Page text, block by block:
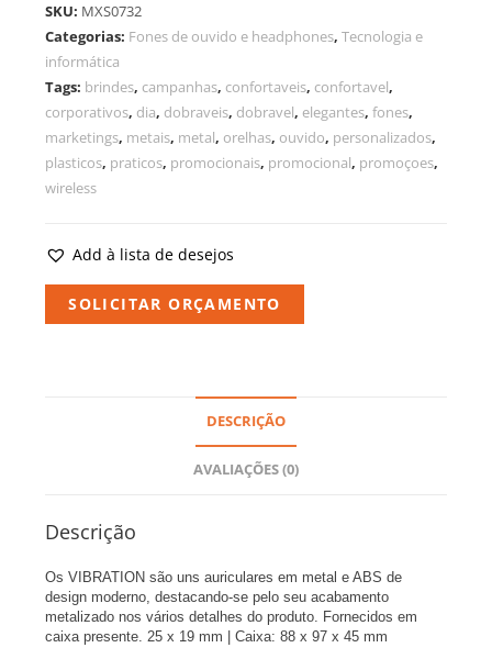
SKU: MXS0732
Categorias: Fones de ouvido e headphones,Tecnologia e
informática
Tags: brindes, campanhas, confortaveis, confortavel,
corporativos, dia, dobraveis, dobravel, elegantes,fones,
marketings, metais, metal, orelhas, ouvido, personalizados,
plasticos, praticos, promocionais, promocional, promoçoes,
wireless
Add à lista de desejos
SOLICITAR ORÇAMENTO
DESCRIÇÃO
AVALIAÇÕES (0)
Descrição
Os VIBRATION são uns auriculares em metal e ABS de
design moderno, destacando-se pelo seu acabamento
metalizado nos vários detalhes do produto. Fornecidos em
caixa presente. 25 x 19 mm | Caixa: 88 x 97 x 45 mm